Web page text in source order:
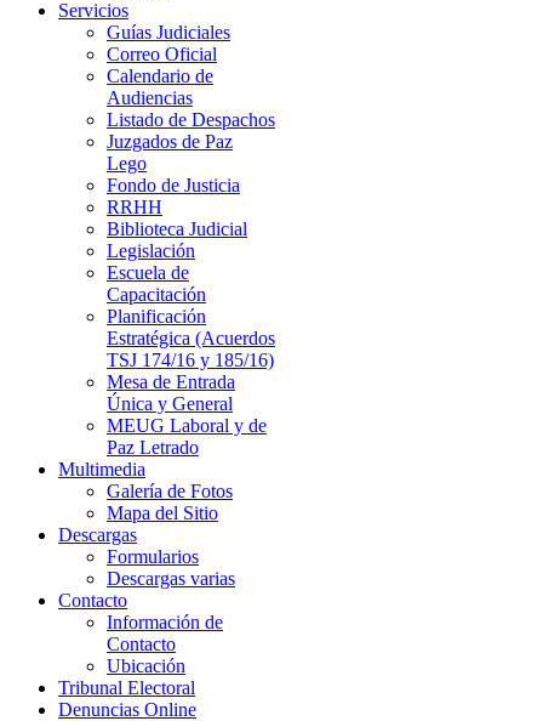
Servicios
Guías Judiciales
Correo Oficial
Calendario de
Audiencias
Listado de Despachos
Juzgados de Paz
Lego
Fondo de Justicia
RRHH
Biblioteca Judicial
Legislación
Escuela de
Capacitación
Planificación
Estratégica (Acuerdos
TSJ 174/16 y 185/16)
Mesa de Entrada
Única y General
MEUG Laboral y de
Paz Letrado
Multimedia
Galería de Fotos
Mapa del Sitio
Descargas
Formularios
Descargas varias
Contacto
Información de
Contacto
Ubicación
Tribunal Electoral
Denuncias Online